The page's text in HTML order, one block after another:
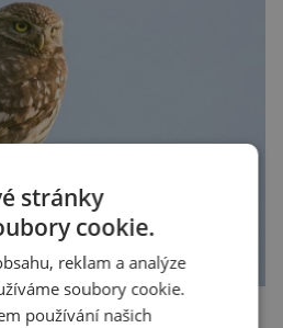
Pokud se podrobněji
jejich elektrokol
je […]
sýčka
stránky
cookie.
reklam a analýze
soubory cookie.
používání našich